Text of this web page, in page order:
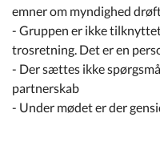
emner om myndighed
- Gruppen er ikke
trosretning. Det er en
- Der sættes ikke
partnerskab
- Under mødet er der